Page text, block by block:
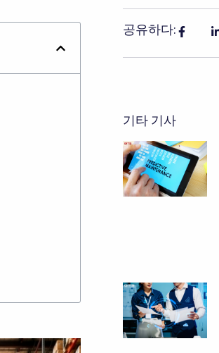
공유하다:
기타 기사